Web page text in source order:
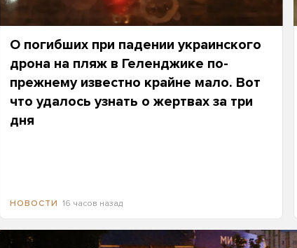
О погибших при падении украинского
дрона на пляж в Геленджике по-
прежнему известно крайне мало. Вот
что удалось узнать о жертвах за три
дня
НОВОСТИ 16 часов назад